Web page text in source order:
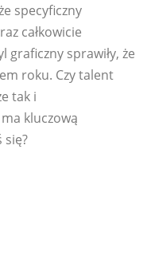
specyficzny
całkowicie
sprawiły, że
roku. Czy talent
tak i
kluczową
się?